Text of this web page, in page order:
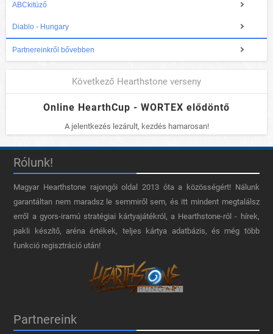
ABCkitüző
Diablo - Hungary
Partnereinkről bővebben
Következő Hearthstone verseny
Online HearthCup - WORTEX elődöntő
A jelentkezés lezárult, kezdés hamarosan!
Rólunk!
Magyar Hearthstone​ rajongói oldal 2013 óta a közösségért! Nálunk
garantáltan nem maradsz le semmiről sem, és itt mindent megtalálsz
erről a gyors-iramú stratégiai kártyajátékról, a Hearthstone-ról - hírek,
pakli készítő, aréna értékek, teljes kártya adatbázis, és még több
funkció regisztráció után!
Partnereink